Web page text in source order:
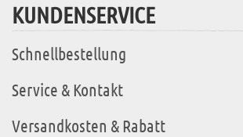
KUNDENSERVICE
Schnellbestellung
Service & Kontakt
Versandkosten & Rabatt